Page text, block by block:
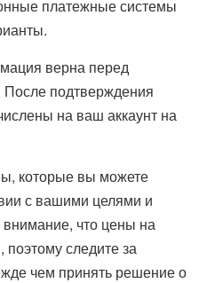
платежные системы
верна перед
После подтверждения
на ваш аккаунт на
которые вы можете
с вашими целями и
что цены на
поэтому следите за
чем принять решение о